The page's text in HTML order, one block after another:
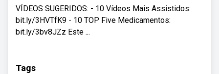
VÍDEOS SUGERIDOS: - 10 Vídeos Mais Assistidos:
bit.ly/3HVTfK9 - 10 TOP Five Medicamentos:
bit.ly/3bv8JZz Este ...
Tags